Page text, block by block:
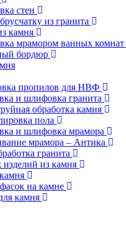
стен
из гранита
камня
мрамором ванных комнат
бордюр
пропилов для НВФ
и шлифовка гранита
обработка камня
пола
и шлифовка мрамора
мрамора – Антика
гранита
из камня
на камне
камня